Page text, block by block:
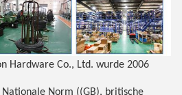
Hardware Co., Ltd. wurde 2006
Norm ((GB), britische